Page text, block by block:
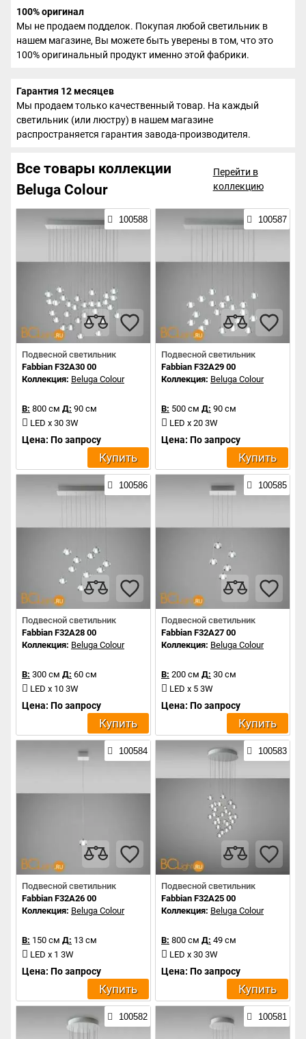
100% оригинал
Мы не продаем подделок. Покупая любой светильник в
нашем магазине, Вы можете быть уверены в том, что это
100% оригинальный продукт именно этой фабрики.
Гарантия 12 месяцев
Мы продаем только качественный товар. На каждый
светильник (или люстру) в нашем магазине
распространяется гарантия завода-производителя.
Все товары коллекции
Beluga Colour
Перейти в
коллекцию
100588
Подвесной светильник
Fabbian F32A30 00
Коллекция: Beluga Colour
В: 800 см Д: 90 см
LED x 30 3W
Цена: По запросу
Купить
100587
Подвесной светильник
Fabbian F32A29 00
Коллекция: Beluga Colour
В: 500 см Д: 90 см
LED x 20 3W
Цена: По запросу
Купить
100586
Подвесной светильник
Fabbian F32A28 00
Коллекция: Beluga Colour
В: 300 см Д: 60 см
LED x 10 3W
Цена: По запросу
Купить
100585
Подвесной светильник
Fabbian F32A27 00
Коллекция: Beluga Colour
В: 200 см Д: 30 см
LED x 5 3W
Цена: По запросу
Купить
100584
Подвесной светильник
Fabbian F32A26 00
Коллекция: Beluga Colour
В: 150 см Д: 13 см
LED x 1 3W
Цена: По запросу
Купить
100583
Подвесной светильник
Fabbian F32A25 00
Коллекция: Beluga Colour
В: 800 см Д: 49 см
LED x 30 3W
Цена: По запросу
Купить
100582 100581